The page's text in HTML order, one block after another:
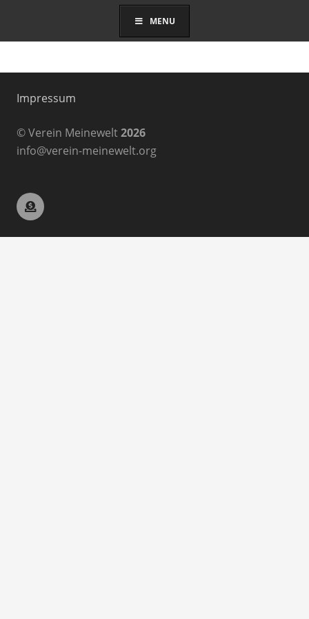
MENU
Impressum
© Verein Meinewelt2026
info@verein-meinewelt.org